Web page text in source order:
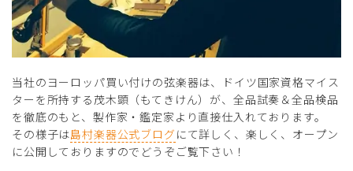
当社のヨーロッパ買い付けの弦楽器は、ドイツ国家資格マイス
ターを所持する茂木顕（もてきけん）が、全品試奏＆全品検品
を徹底のもと、製作家・鑑定家より直接仕入れております。
その様子は島村楽器公式ブログ にて詳しく、楽しく、オープン
に公開しておりますのでどうぞご覧下さい！